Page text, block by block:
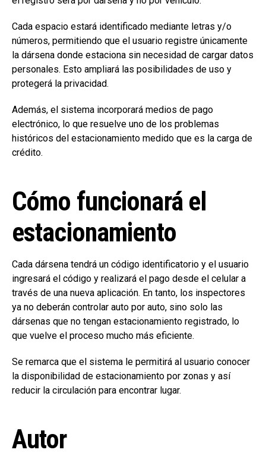
Cada espacio estará identificado mediante letras y/o
números, permitiendo que el usuario registre únicamente
la dársena donde estaciona sin necesidad de cargar datos
personales. Esto ampliará las posibilidades de uso y
protegerá la privacidad.
Además, el sistema incorporará medios de pago
electrónico, lo que resuelve uno de los problemas
históricos del estacionamiento medido que es la carga de
crédito.
Cómo funcionará el
estacionamiento
Cada dársena tendrá un código identificatorio y el usuario
ingresará el código y realizará el pago desde el celular a
través de una nueva aplicación. En tanto, los inspectores
ya no deberán controlar auto por auto, sino solo las
dársenas que no tengan estacionamiento registrado, lo
que vuelve el proceso mucho más eficiente.
Se remarca que el sistema le permitirá al usuario conocer
la disponibilidad de estacionamiento por zonas y así
reducir la circulación para encontrar lugar.
Autor